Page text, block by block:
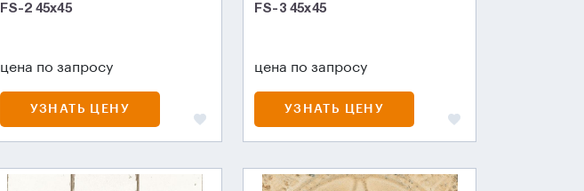
FS-2 45х45
цена по запросу
УЗНАТЬ ЦЕНУ
FS-3 45х45
цена по запросу
УЗНАТЬ ЦЕНУ